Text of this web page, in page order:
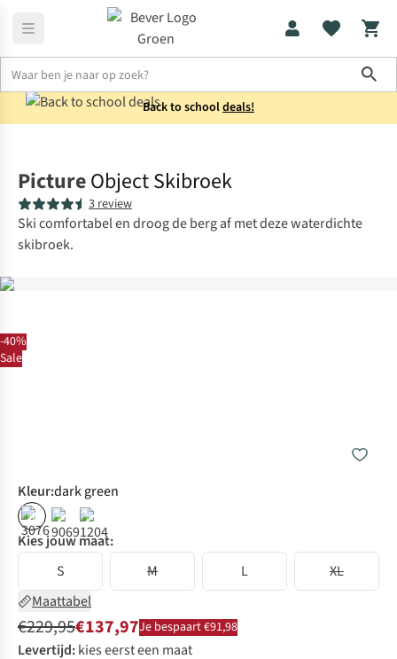
Back to schooldeals!
-40%
Sale
PictureObject Skibroek
3 review
Ski comfortabel en droog de berg af met deze waterdichte
skibroek.
Kleur:dark green
% % %
Kies jouw maat:
S
M L
XL
Maattabel
€229,95€137,97Je bespaart €91,98
Levertijd:kies eerst een maat